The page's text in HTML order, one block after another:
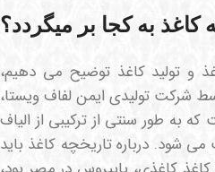
به کجا بر میگردد؟
و تولید کاغذ توضیح می دهیم،
شرکت تولیدی ایمن لفاف ویستا،
طور سنتی از ترکیبی از الیاف
شود. درباره تاریخچه کاغذ باید